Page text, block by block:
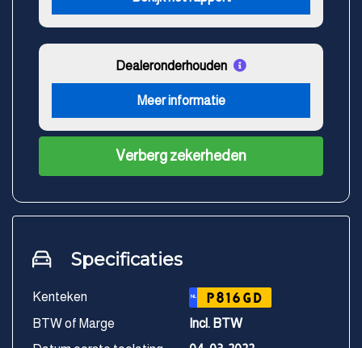
Dealeronderhouden
Meer informatie
Verberg zekerheden
Specificaties
Kenteken NL P816GD
BTW of Marge
Incl. BTW